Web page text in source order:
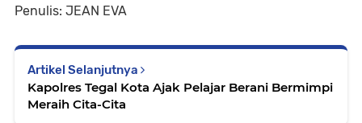
Penulis: JEAN EVA
Artikel Selanjutnya
Kapolres Tegal Kota Ajak Pelajar Berani Bermimpi
Meraih Cita-Cita